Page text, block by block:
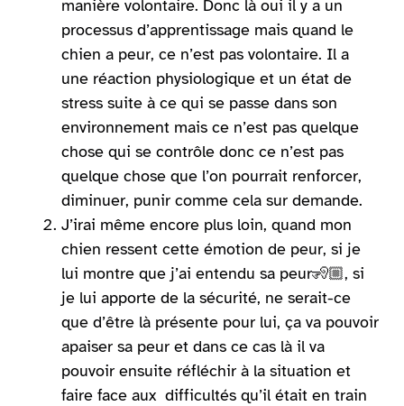
manière volontaire. Donc là oui il y a un
processus d’apprentissage mais quand le
chien a peur, ce n’est pas volontaire. Il a
une réaction physiologique et un état de
stress suite à ce qui se passe dans son
environnement mais ce n’est pas quelque
chose qui se contrôle donc ce n’est pas
quelque chose que l’on pourrait renforcer,
diminuer, punir comme cela sur demande.
J’irai même encore plus loin, quand mon
chien ressent cette émotion de peur, si je
lui montre que j’ai entendu sa peur🧏🏼, si
je lui apporte de la sécurité, ne serait-ce
que d’être là présente pour lui, ça va pouvoir
apaiser sa peur et dans ce cas là il va
pouvoir ensuite réfléchir à la situation et
faire face aux difficultés qu’il était en train